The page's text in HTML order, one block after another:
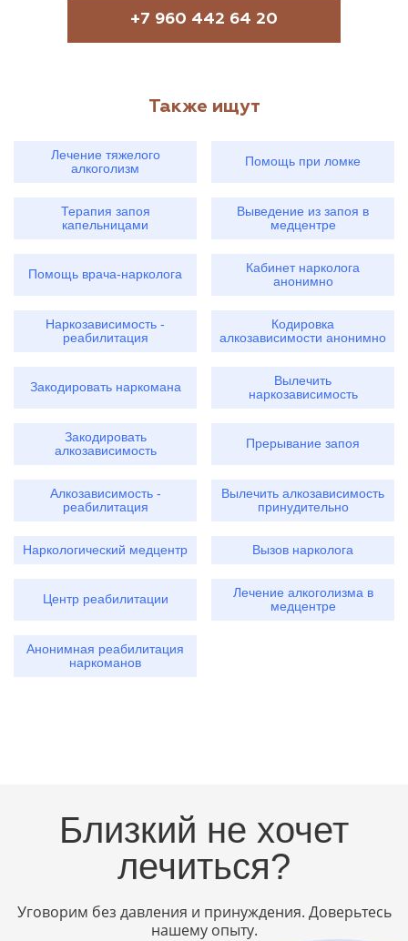
+7 960 442 64 20
Также ищут
Лечение тяжелого
алкоголизм
Помощь при ломке
Терапия запоя
капельницами
Выведение из запоя в
медцентре
Помощь врача-нарколога
Кабинет нарколога
анонимно
Наркозависимость -
реабилитация
Кодировка
алкозависимости анонимно
Закодировать наркомана
Вылечить
наркозависимость
Закодировать
алкозависимость
Прерывание запоя
Алкозависимость -
реабилитация
Вылечить алкозависимость
принудительно
Наркологический медцентр Вызов нарколога
Центр реабилитации
Лечение алкоголизма в
медцентре
Анонимная реабилитация
наркоманов
Близкий не хочет
лечиться?
Уговорим без давления и принуждения. Доверьтесь
нашему опыту.